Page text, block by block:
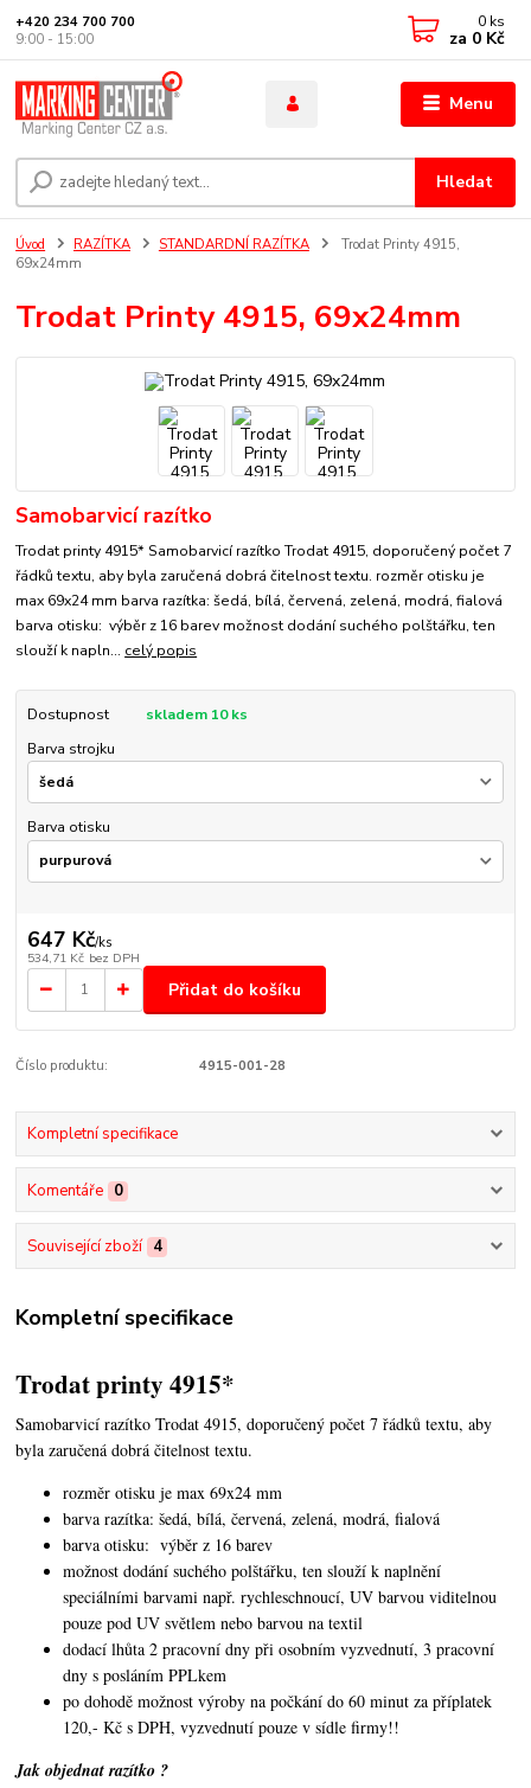
Menu
Hledat
+420 234 700 700
9:00 - 15:00
0 ks
za 0 Kč
Úvod RAZÍTKA STANDARDNÍ RAZÍTKA
Trodat Printy 4915,
69x24mm
Trodat Printy 4915, 69x24mm
Samobarvicí razítko
Trodat printy 4915* Samobarvicí razítko Trodat 4915, doporučený počet 7
řádků textu, aby byla zaručená dobrá čitelnost textu. rozměr otisku je
max 69x24 mm barva razítka: šedá, bílá, červená, zelená, modrá, fialová
barva otisku: výběr z 16 barev možnost dodání suchého polštářku, ten
slouží k napln... celý popis
Dostupnost
skladem 10 ks
Barva strojku
Barva otisku
647 Kč/ks
534,71 Kč bez DPH
Přidat do košíku
Číslo produktu: 4915-001-28
Kompletní specifikace
Komentáře 0
Související zboží 4
Kompletní specifikace
Trodat printy 4915*
Samobarvicí razítko Trodat 4915, doporučený počet 7 řádků textu, aby
byla zaručená dobrá čitelnost textu.
rozměr otisku je max 69x24 mm
barva razítka: šedá, bílá, červená, zelená, modrá, fialová
barva otisku: výběr z 16 barev
možnost dodání suchého polštářku, ten slouží k naplnění
speciálními barvami např. rychleschnoucí, UV barvou viditelnou
pouze pod UV světlem nebo barvou na textil
dodací lhůta 2 pracovní dny při osobním vyzvednutí, 3 pracovní
dny s posláním PPLkem
po dohodě možnost výroby na počkání do 60 minut za příplatek
120,- Kč s DPH, vyzvednutí pouze v sídle firmy!!
Jak objednat razítko ?